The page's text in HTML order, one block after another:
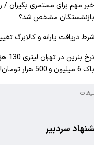
خبر مهم برای مستمری بگیران /
بازنشستگان مشخص شد؟
شرط دریافت یارانه و کالابرگ
باک 6 میلیون و 500 هزار تومان!
سردبیر